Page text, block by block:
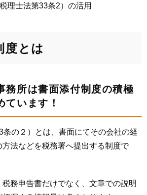
理士法第33条2）の活用
度とは
務所は書面添付制度の積極
ています！
条の２）とは、書面にてその会社の経
法などを税務署へ提出する制度で
務申告書だけでなく、文章での説明